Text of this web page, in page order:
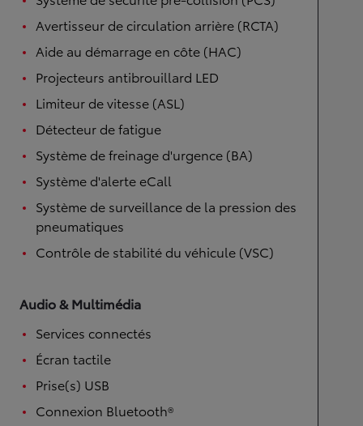
Avertisseur de circulation arrière (RCTA)
Aide au démarrage en côte (HAC)
Projecteurs antibrouillard LED
Limiteur de vitesse (ASL)
Détecteur de fatigue
Système de freinage d'urgence (BA)
Système d'alerte eCall
Système de surveillance de la pression des
pneumatiques
Contrôle de stabilité du véhicule (VSC)
Audio & Multimédia
Services connectés
Écran tactile
Prise(s) USB
Connexion Bluetooth®